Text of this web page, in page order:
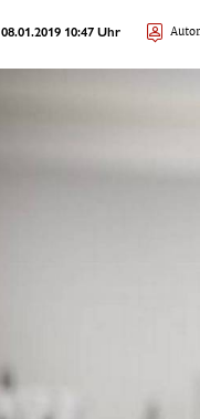
08.01.2019 10:47 Uhr